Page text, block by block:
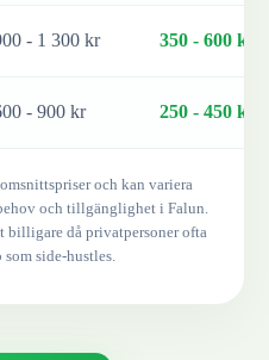
- 1 300 kr 350 - 600 kr
- 900 kr 250 - 450 kr
och kan variera
och tillgänglighet i Falun.
billigare då privatpersoner ofta
side-hustles.